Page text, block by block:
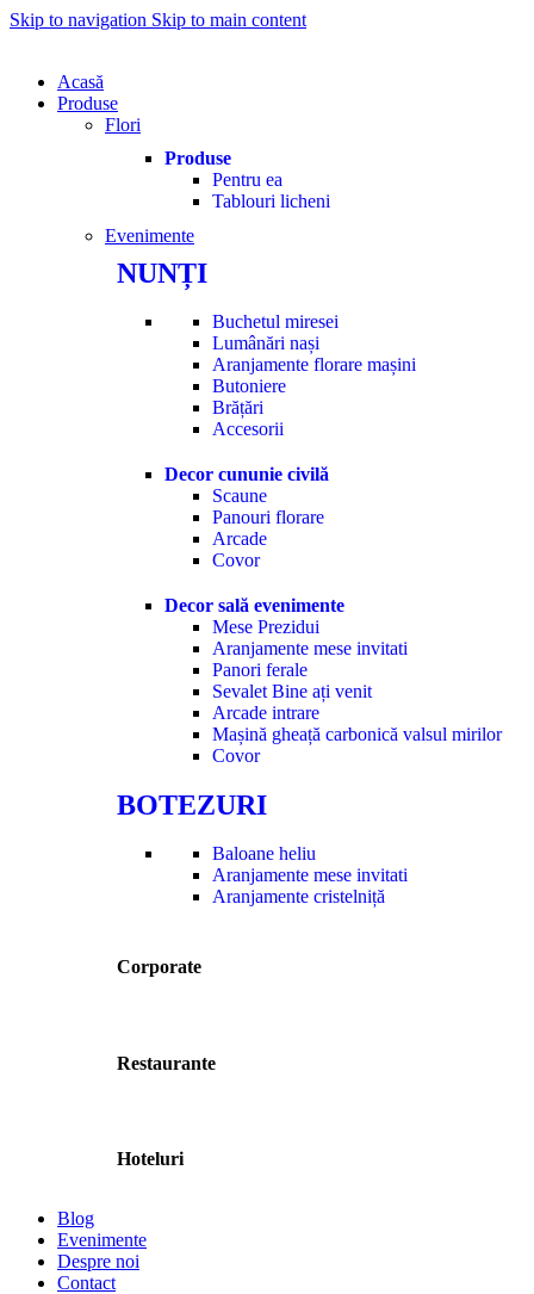
Skip to navigation Skip to main content
Acasă
Produse
Flori
Produse
Pentru ea
Tablouri licheni
Evenimente
NUNȚI
Buchetul miresei
Lumânări nași
Aranjamente florare mașini
Butoniere
Brățări
Accesorii
Decor cununie civilă
Scaune
Panouri florare
Arcade
Covor
Decor sală evenimente
Mese Prezidui
Aranjamente mese invitati
Panori ferale
Sevalet Bine ați venit
Arcade intrare
Mașină gheață carbonică valsul mirilor
Covor
BOTEZURI
Baloane heliu
Aranjamente mese invitati
Aranjamente cristelniță
Corporate
Restaurante
Hoteluri
Blog
Evenimente
Despre noi
Contact